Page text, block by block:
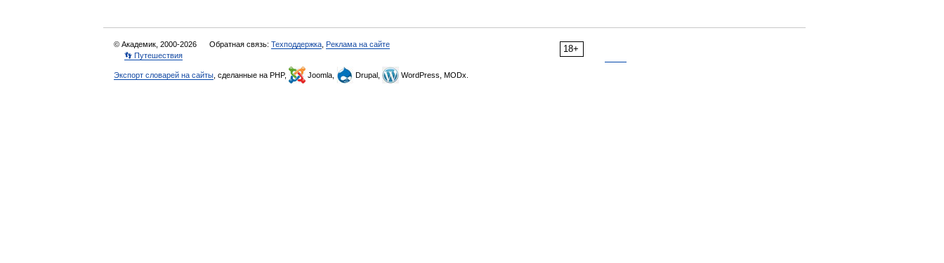
18+
© Академик, 2000-2026 Обратная связь: Техподдержка Реклама на сайте
👣 Путешествия
Экспорт словарей на сайты , сделанные на PHP, Joomla, Drupal, WordPress, MODx.